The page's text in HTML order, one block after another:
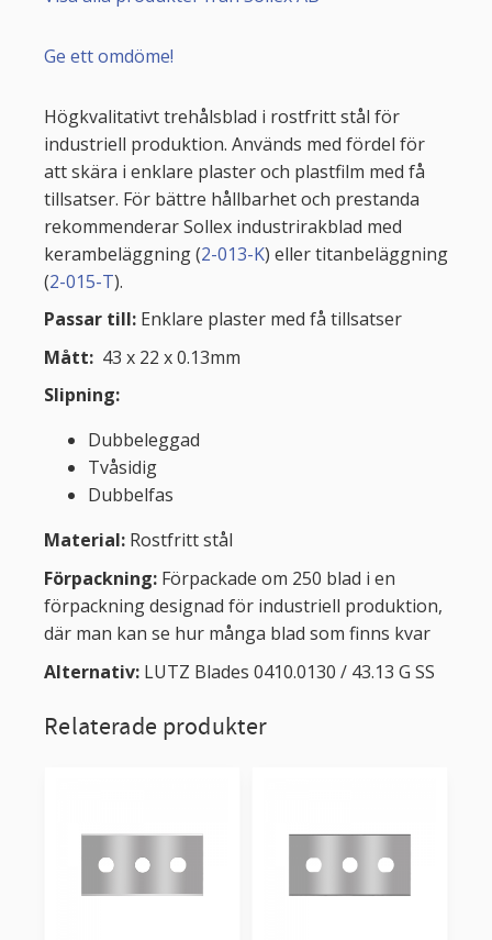
Ge ett omdöme!
Högkvalitativt trehålsblad i rostfritt stål för
industriell produktion. Används med fördel för
att skära i enklare plaster och plastfilm med få
tillsatser. För bättre hållbarhet och prestanda
rekommenderar Sollex industrirakblad med
kerambeläggning (2-013-K) eller titanbeläggning
(2-015-T).
Passar till: Enklare plaster med få tillsatser
Mått: 43 x 22 x 0.13mm
Slipning:
Dubbeleggad
Tvåsidig
Dubbelfas
Material: Rostfritt stål
Förpackning: Förpackade om 250 blad i en
förpackning designad för industriell produktion,
där man kan se hur många blad som finns kvar
Alternativ: LUTZ Blades 0410.0130 / 43.13 G SS
Relaterade produkter